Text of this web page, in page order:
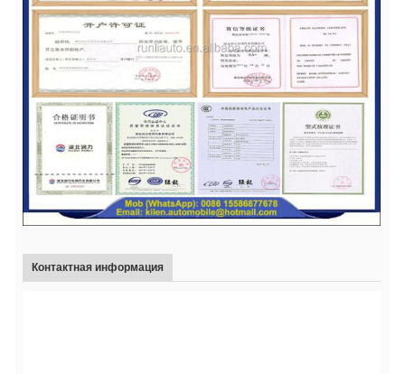
Контактная информация